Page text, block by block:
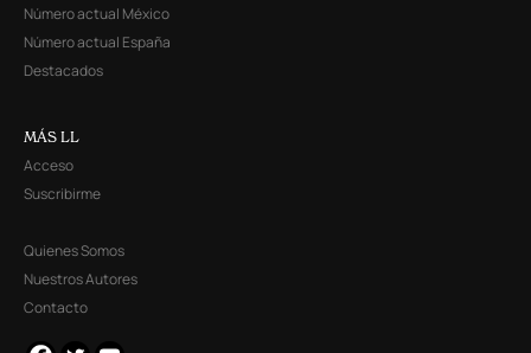
Número actual México
Número actual España
Destacados
MÁS LL
Acceso
Suscribirme
Quienes Somos
Nuestros Autores
Contacto